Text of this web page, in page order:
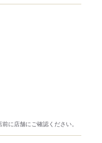
に店舗にご確認ください。